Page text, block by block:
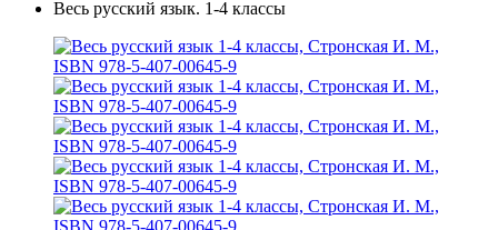
Весь русский язык. 1-4 классы